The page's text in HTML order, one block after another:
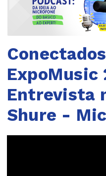
ExpoMusic
Entrevista
Shure -